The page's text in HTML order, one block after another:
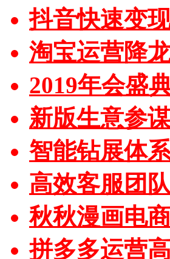
抖音快速变
淘宝运营降
2019年会盛
新版生意参
智能钻展体
高效客服团队
秋秋漫画电
拼多多运营